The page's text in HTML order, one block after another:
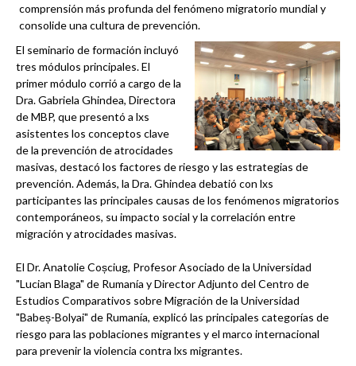
comprensión más profunda del fenómeno migratorio mundial y
consolide una cultura de prevención.
El seminario de formación incluyó
tres módulos principales. El
primer módulo corrió a cargo de la
Dra. Gabriela Ghindea, Directora
de MBP, que presentó a lxs
asistentes los conceptos clave
de la prevención de atrocidades
masivas, destacó los factores de riesgo y las estrategias de
prevención. Además, la Dra. Ghindea debatió con lxs
participantes las principales causas de los fenómenos migratorios
contemporáneos, su impacto social y la correlación entre
migración y atrocidades masivas.
El Dr. Anatolie Coșciug, Profesor Asociado de la Universidad
"Lucian Blaga" de Rumanía y Director Adjunto del Centro de
Estudios Comparativos sobre Migración de la Universidad
"Babeș-Bolyai" de Rumanía, explicó las principales categorías de
riesgo para las poblaciones migrantes y el marco internacional
para prevenir la violencia contra lxs migrantes.